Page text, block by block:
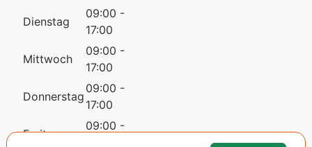
Dienstag
09:00 -
17:00
Mittwoch
09:00 -
17:00
Donnerstag
09:00 -
17:00
Freitag
09:00 -